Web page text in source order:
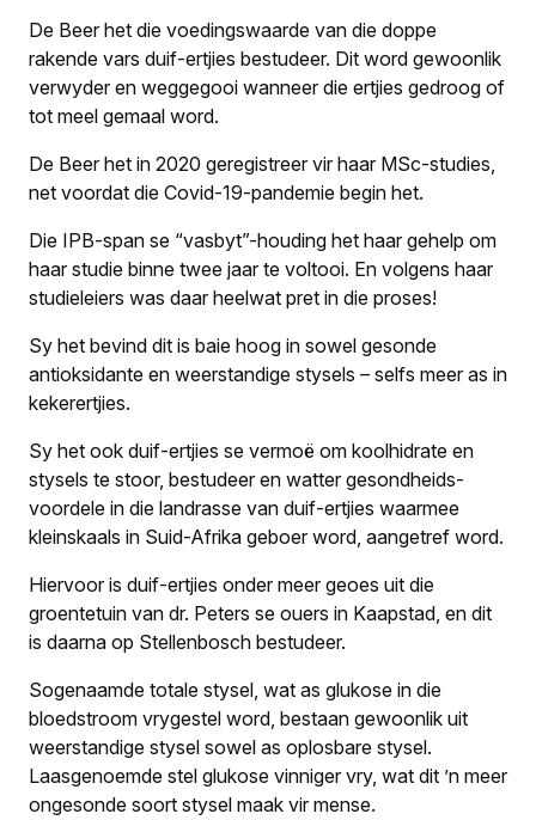
De Beer het die voedingswaarde van die doppe
rakende vars duif-ertjies bestudeer. Dit word gewoonlik
verwyder en weggegooi wanneer die ertjies gedroog of
tot meel gemaal word.
De Beer het in 2020 geregistreer vir haar MSc-studies,
net voordat die Covid-19-pandemie begin het.
Die IPB-span se “vasbyt”-houding het haar gehelp om
haar studie binne twee jaar te voltooi. En volgens haar
studieleiers was daar heelwat pret in die proses!
Sy het bevind dit is baie hoog in sowel gesonde
antioksidante en weerstandige stysels – selfs meer as in
kekerertjies.
Sy het ook duif-ertjies se vermoë om koolhidrate en
stysels te stoor, bestudeer en watter gesondheids­
voordele in die landrasse van duif-ertjies waarmee
kleinskaals in Suid-Afrika geboer word, aangetref word.
Hiervoor is duif-ertjies onder meer geoes uit die
groentetuin van dr. Peters se ouers in Kaapstad, en dit
is daarna op Stellenbosch bestudeer.
Sogenaamde totale stysel, wat as glukose in die
bloedstroom vrygestel word, bestaan gewoonlik uit
weerstandige stysel sowel as oplosbare stysel.
Laasgenoemde stel glukose vinniger vry, wat dit ’n meer
ongesonde soort stysel maak vir mense.